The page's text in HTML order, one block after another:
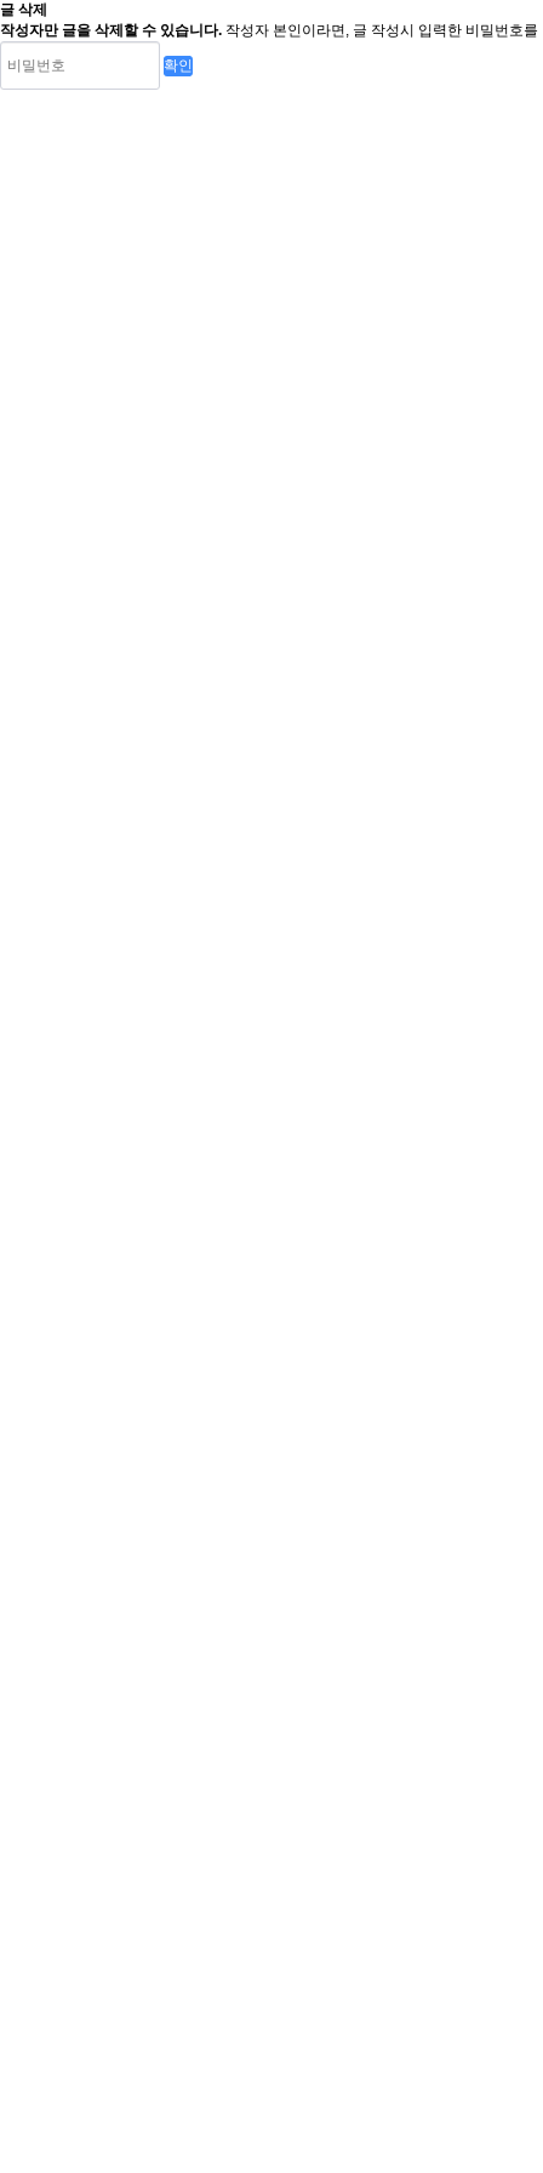
글 삭제
작성자만 글을 삭제할 수 있습니다. 작성자 본인이라면, 글 작성시 입력한 비밀번호